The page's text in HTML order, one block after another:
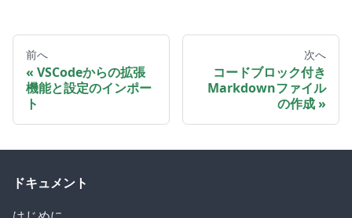
前へ
VSCodeからの拡張
機能と設定のインポー
ト
次へ
コードブロック付き
Markdownファイル
の作成
ドキュメント